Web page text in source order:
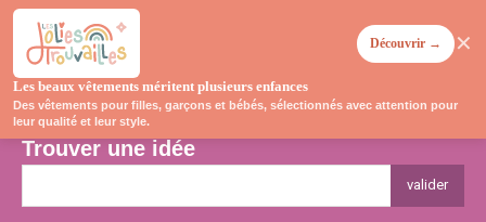
Trouver une idée
valider
Les beaux vêtements méritent plusieurs enfances
Des vêtements pour filles, garçons et bébés, sélectionnés avec attention pour
leur qualité et leur style.
Découvrir → ✕